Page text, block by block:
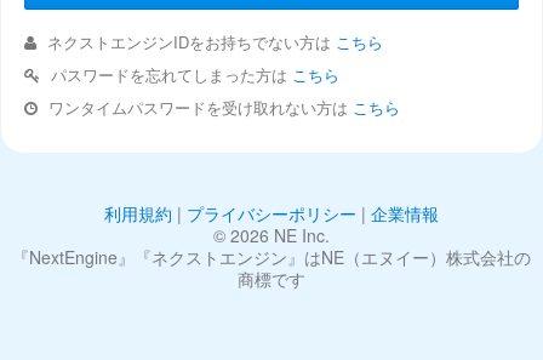
ネクストエンジンIDをお持ちでない方は こちら
パスワードを忘れてしまった方は こちら
ワンタイムパスワードを受け取れない方は こちら
利用規約 | プライバシーポリシー | 企業情報
©︎ 2026 NE Inc.
『NextEngine』『ネクストエンジン』はNE（エヌイー）株式会社の
商標です